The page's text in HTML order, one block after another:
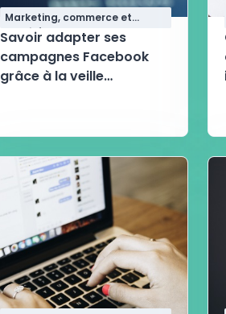
Marketing, commerce et
qualité
Savoir adapter ses
campagnes Facebook
grâce à la veille